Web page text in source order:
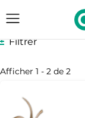
Filtrer
Afficher 1 - 2 de 2